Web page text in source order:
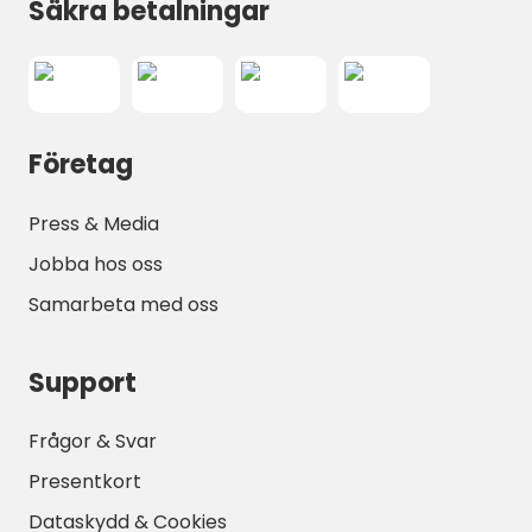
dolda pärla i Trøndelag!
Säkra betalningar
Företag
Press & Media
Jobba hos oss
Samarbeta med oss
Support
Frågor & Svar
Presentkort
Dataskydd & Cookies